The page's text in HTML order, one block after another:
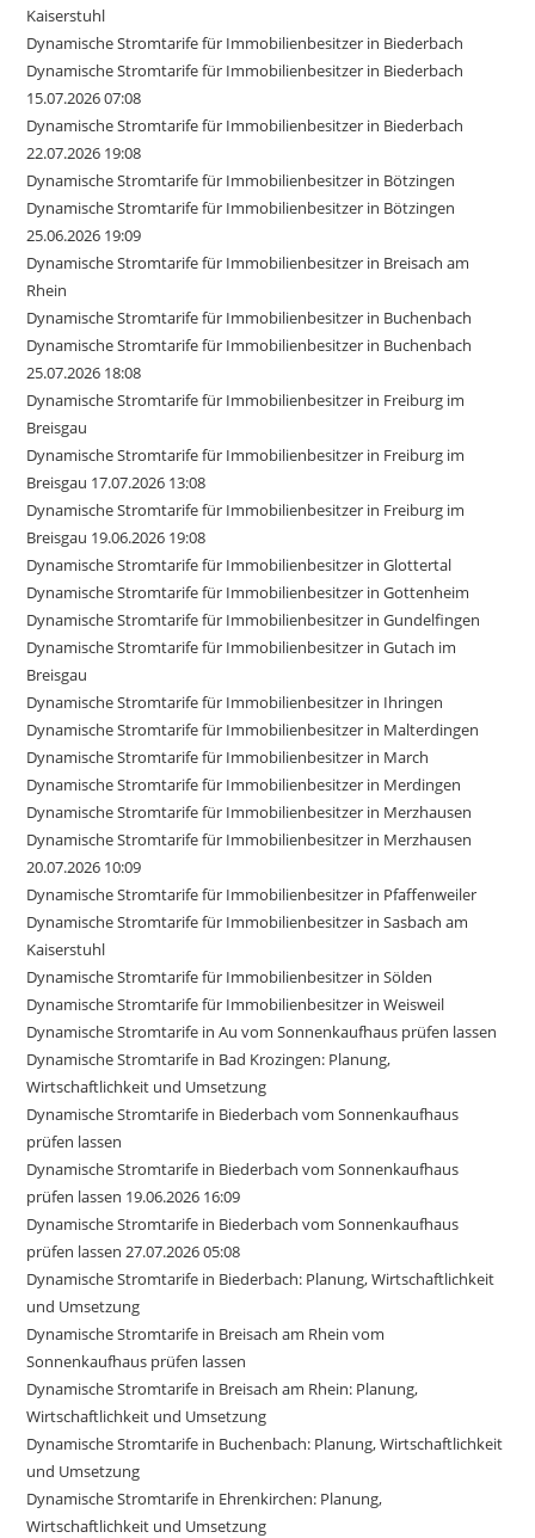
Kaiserstuhl
Dynamische Stromtarife für Immobilienbesitzer in Biederbach
Dynamische Stromtarife für Immobilienbesitzer in Biederbach
15.07.2026 07:08
Dynamische Stromtarife für Immobilienbesitzer in Biederbach
22.07.2026 19:08
Dynamische Stromtarife für Immobilienbesitzer in Bötzingen
Dynamische Stromtarife für Immobilienbesitzer in Bötzingen
25.06.2026 19:09
Dynamische Stromtarife für Immobilienbesitzer in Breisach am
Rhein
Dynamische Stromtarife für Immobilienbesitzer in Buchenbach
Dynamische Stromtarife für Immobilienbesitzer in Buchenbach
25.07.2026 18:08
Dynamische Stromtarife für Immobilienbesitzer in Freiburg im
Breisgau
Dynamische Stromtarife für Immobilienbesitzer in Freiburg im
Breisgau 17.07.2026 13:08
Dynamische Stromtarife für Immobilienbesitzer in Freiburg im
Breisgau 19.06.2026 19:08
Dynamische Stromtarife für Immobilienbesitzer in Glottertal
Dynamische Stromtarife für Immobilienbesitzer in Gottenheim
Dynamische Stromtarife für Immobilienbesitzer in Gundelfingen
Dynamische Stromtarife für Immobilienbesitzer in Gutach im
Breisgau
Dynamische Stromtarife für Immobilienbesitzer in Ihringen
Dynamische Stromtarife für Immobilienbesitzer in Malterdingen
Dynamische Stromtarife für Immobilienbesitzer in March
Dynamische Stromtarife für Immobilienbesitzer in Merdingen
Dynamische Stromtarife für Immobilienbesitzer in Merzhausen
Dynamische Stromtarife für Immobilienbesitzer in Merzhausen
20.07.2026 10:09
Dynamische Stromtarife für Immobilienbesitzer in Pfaffenweiler
Dynamische Stromtarife für Immobilienbesitzer in Sasbach am
Kaiserstuhl
Dynamische Stromtarife für Immobilienbesitzer in Sölden
Dynamische Stromtarife für Immobilienbesitzer in Weisweil
Dynamische Stromtarife in Au vom Sonnenkaufhaus prüfen lassen
Dynamische Stromtarife in Bad Krozingen: Planung,
Wirtschaftlichkeit und Umsetzung
Dynamische Stromtarife in Biederbach vom Sonnenkaufhaus
prüfen lassen
Dynamische Stromtarife in Biederbach vom Sonnenkaufhaus
prüfen lassen 19.06.2026 16:09
Dynamische Stromtarife in Biederbach vom Sonnenkaufhaus
prüfen lassen 27.07.2026 05:08
Dynamische Stromtarife in Biederbach: Planung, Wirtschaftlichkeit
und Umsetzung
Dynamische Stromtarife in Breisach am Rhein vom
Sonnenkaufhaus prüfen lassen
Dynamische Stromtarife in Breisach am Rhein: Planung,
Wirtschaftlichkeit und Umsetzung
Dynamische Stromtarife in Buchenbach: Planung, Wirtschaftlichkeit
und Umsetzung
Dynamische Stromtarife in Ehrenkirchen: Planung,
Wirtschaftlichkeit und Umsetzung